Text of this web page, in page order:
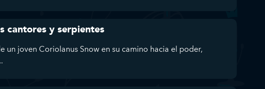
cantores y serpientes
un joven Coriolanus Snow en su camino hacia el poder,